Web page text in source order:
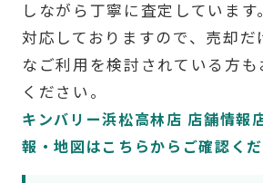
しながら丁寧に査定しています
対応しておりますので、売却だ
なご利用を検討されている方
ください。
キンバリー浜松高林店 店舗情報
報・地図はこちらからご確認く